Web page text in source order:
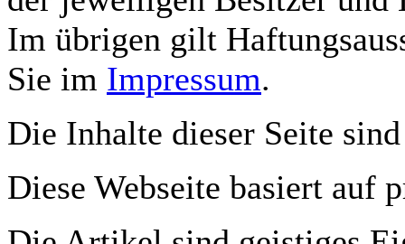
Im übrigen gilt
Sie im Impressum.
Die Inhalte dieser Seite
Diese Webseite basiert auf